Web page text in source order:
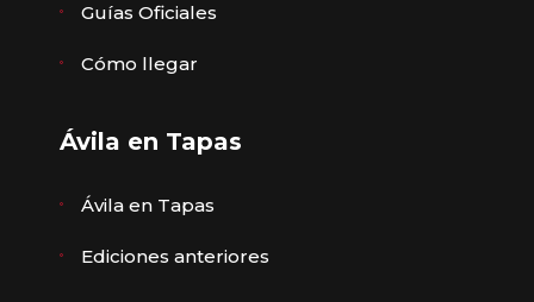
Guías Oficiales
Cómo llegar
Ávila en Tapas
Ávila en Tapas
Ediciones anteriores